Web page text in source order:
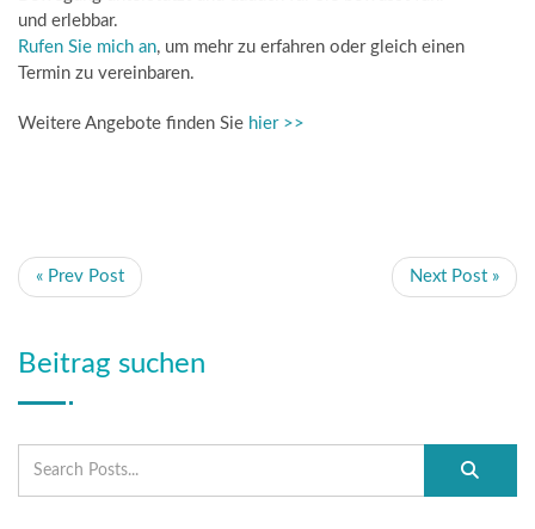
und erlebbar.
Rufen Sie mich an, um mehr zu erfahren oder gleich einen
Termin zu vereinbaren.
Weitere Angebote finden Sie hier >>
« Prev Post Next Post »
Beitrag suchen